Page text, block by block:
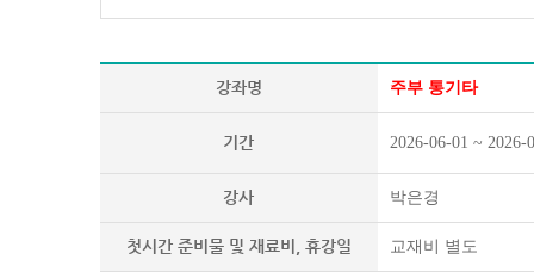
강좌명 주부 통기타
기간 2026-06-01 ~ 2026-
강사 박은경
첫시간 준비물 및 재료비, 휴강일 교재비 별도